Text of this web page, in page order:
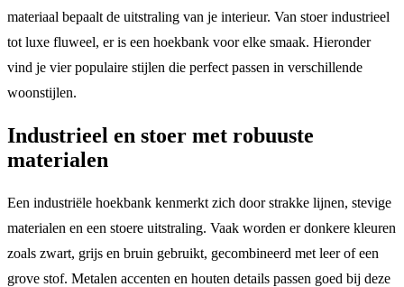
materiaal bepaalt de uitstraling van je interieur. Van stoer industrieel
tot luxe fluweel, er is een hoekbank voor elke smaak. Hieronder
vind je vier populaire stijlen die perfect passen in verschillende
woonstijlen.
Industrieel en stoer met robuuste
materialen
Een industriële hoekbank kenmerkt zich door strakke lijnen, stevige
materialen en een stoere uitstraling. Vaak worden er donkere kleuren
zoals zwart, grijs en bruin gebruikt, gecombineerd met leer of een
grove stof. Metalen accenten en houten details passen goed bij deze